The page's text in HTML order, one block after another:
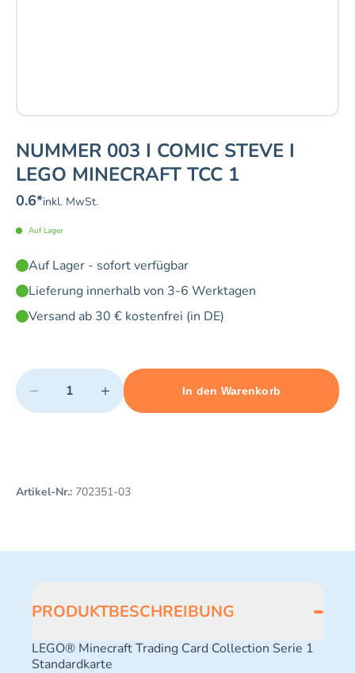
NUMMER 003 I COMIC STEVE I
LEGO MINECRAFT TCC 1
0.6*inkl. MwSt.
Auf Lager
Auf Lager - sofort verfügbar
Lieferung innerhalb von 3-6 Werktagen
Versand ab 30 € kostenfrei (in DE)
Quantity
− +
Minimum quantity: 1 Maximum quantity: 3
In den Warenkorb
Add 1 item to cart
Artikel-Nr.: 702351-03
PRODUKTBESCHREIBUNG
LEGO® Minecraft Trading Card Collection Serie 1
Standardkarte